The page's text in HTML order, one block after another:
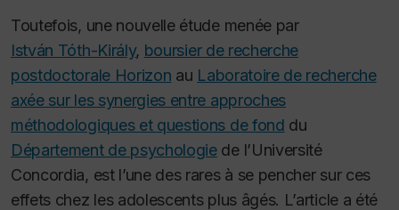
Toutefois, une nouvelle étude menée par
István Tóth-Király, boursier de recherche
postdoctorale Horizon au Laboratoire de recherche
axée sur les synergies entre approches
méthodologiques et questions de fond du
Département de psychologiede l’Université
Concordia, est l’une des rares à se pencher sur ces
effets chez les adolescents plus âgés. L’article a été